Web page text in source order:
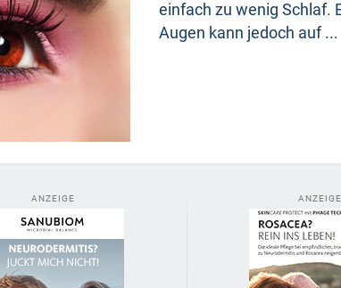
einfach zu wenig Schlaf.
Augen kann jedoch auf ...
ANZEIGE ANZEIGE